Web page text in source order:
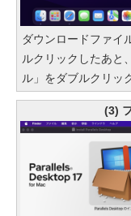
ダウンロードファイ
ルクリックしたあと
ル」をダブルクリッ
(3)